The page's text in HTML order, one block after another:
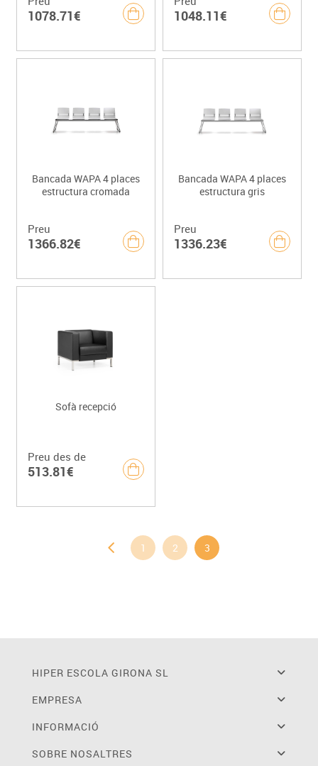
1078.71€ 1048.11€
Bancada WAPA 4 places
estructura cromada
Preu
1366.82€
Bancada WAPA 4 places
estructura gris
Preu
1336.23€
Sofà recepció
Preu des de
513.81€
1 2 3
HIPER ESCOLA GIRONA SL
EMPRESA
INFORMACIÓ
SOBRE NOSALTRES